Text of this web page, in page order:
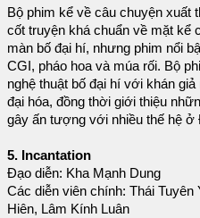
Bộ phim kể về câu chuyện xuất
cốt truyện khá chuẩn về mặt kể
màn bố đại hí, nhưng phim nổi
CGI, pháo hoa và múa rối. Bộ
nghệ thuật bố đại hí với khán
đại hóa, đồng thời giới thiệu
gây ấn tượng với nhiều thế hệ ở
5. Incantation
Đạo diễn: Kha Mạnh Dung
Các diễn viên chính: Thái
Hiên, Lâm Kính Luân